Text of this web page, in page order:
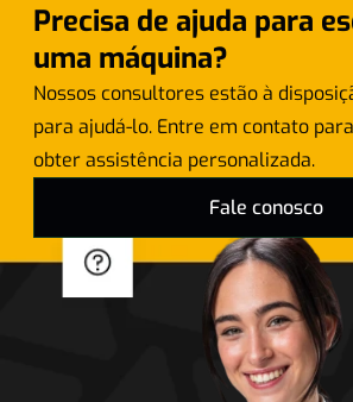
Precisa de ajuda para
uma máquina?
Nossos consultores estão à
para ajudá-lo. Entre em contato para
obter assistência personalizada.
Fale conosco